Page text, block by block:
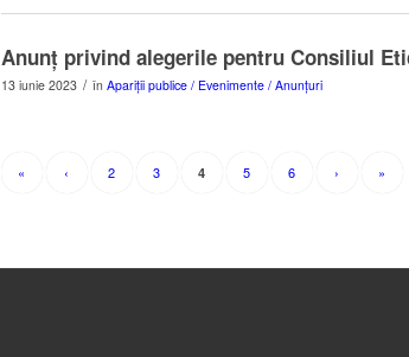
Anunţ privind alegerile pentru Consiliul
13 iunie 2023 / în Apariții publice / Evenimente / Anunțuri
« ‹ 2 3 4 5 6 › »